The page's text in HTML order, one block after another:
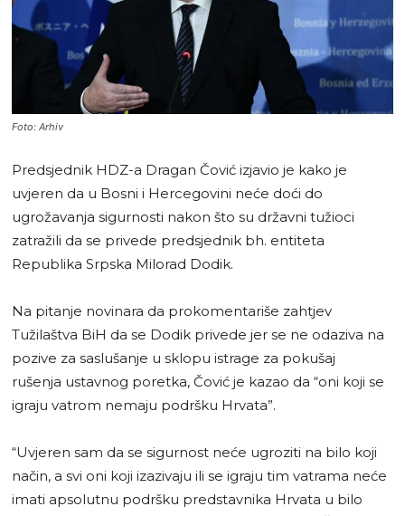
Foto: Arhiv
Predsjednik HDZ-a Dragan Čović izjavio je kako je
uvjeren da u Bosni i Hercegovini neće doći do
ugrožavanja sigurnosti nakon što su državni tužioci
zatražili da se privede predsjednik bh. entiteta
Republika Srpska Milorad Dodik.
Na pitanje novinara da prokomentariše zahtjev
Tužilaštva BiH da se Dodik privede jer se ne odaziva na
pozive za saslušanje u sklopu istrage za pokušaj
rušenja ustavnog poretka, Čović je kazao da “oni koji se
igraju vatrom nemaju podršku Hrvata”.
“Uvjeren sam da se sigurnost neće ugroziti na bilo koji
način, a svi oni koji izazivaju ili se igraju tim vatrama neće
imati apsolutnu podršku predstavnika Hrvata u bilo